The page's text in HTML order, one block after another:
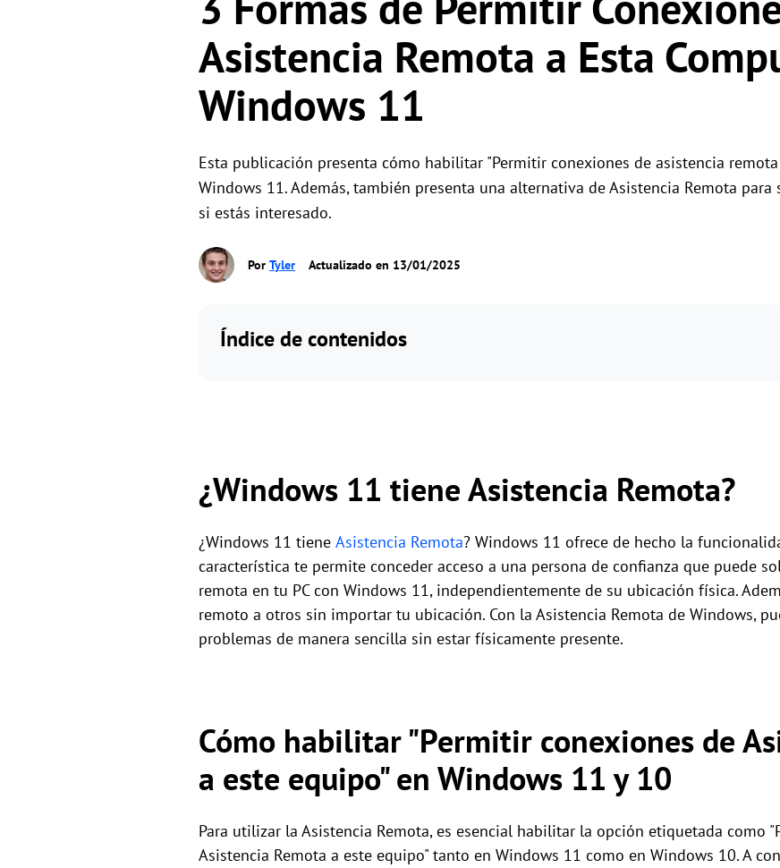
Controla servidores en el extranjero sin
esfuerzo
Gestión de permisos por roles
Gestiona el acceso de los usuarios con
flexibles.
Asistencia Remota a Esta
Windows 11
Esta publicación presenta cómo habilitar "Permitir conexiones de asistencia
Windows 11. Además, también presenta una alternativa de Asistencia Remota
si estás interesado.
Por Tyler Actualizado en 13/01/2025
Índice de contenidos
¿Windows 11 tiene Asistencia Remota?
¿Windows 11 tiene Asistencia Remota? Windows 11 ofrece de hecho la
característica te permite conceder acceso a una persona de confianza que puede
remota en tu PC con Windows 11, independientemente de su ubicación física.
remoto a otros sin importar tu ubicación. Con la Asistencia Remota de Windows,
problemas de manera sencilla sin estar físicamente presente.
Cómo habilitar "Permitir conexiones de
a este equipo" en Windows 11 y 10
Para utilizar la Asistencia Remota, es esencial habilitar la opción etiquetada como
Asistencia Remota a este equipo" tanto en Windows 11 como en Windows 10. A